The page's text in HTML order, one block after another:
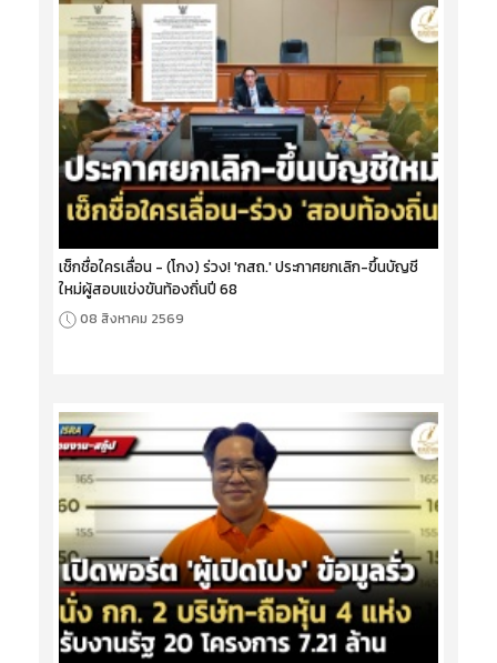
เช็กชื่อใครเลื่อน - (โกง) ร่วง! 'กสถ.' ประกาศยกเลิก-ขึ้นบัญชี
ใหม่ผู้สอบแข่งขันท้องถิ่นปี 68
08 สิงหาคม 2569